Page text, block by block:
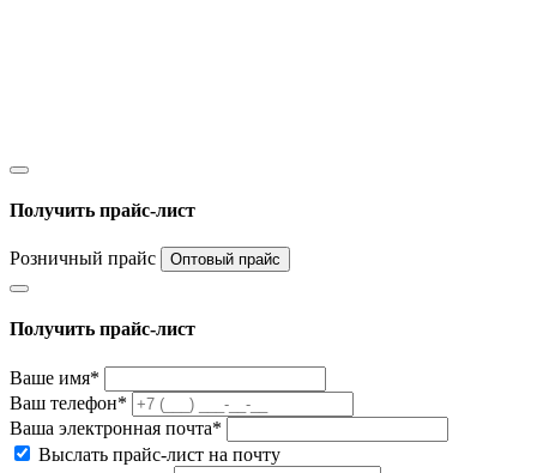
Получить прайс-лист
Розничный прайс Оптовый прайс
Получить прайс-лист
Ваше имя*
Ваш телефон*
Ваша электронная почта*
Выслать прайс-лист на почту